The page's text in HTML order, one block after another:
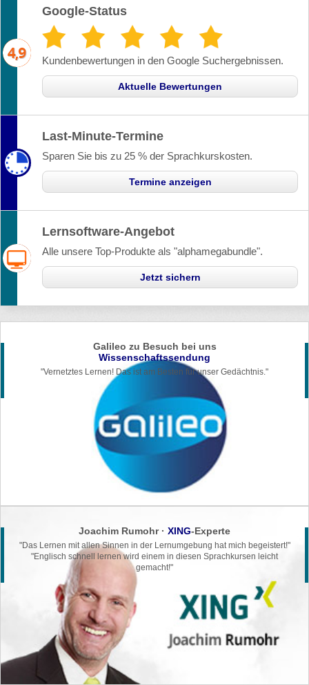
Google-Status
Kundenbewertungen in den Google Suchergebnissen.
Aktuelle Bewertungen
Last-Minute-Termine
Sparen Sie bis zu 25 % der Sprachkurskosten.
Termine anzeigen
Lernsoftware-Angebot
Alle unsere Top-Produkte als "alphamegabundle".
Jetzt sichern
Galileo zu Besuch bei uns
Wissenschaftssendung
"Vernetztes Lernen! Das ist am Besten für unser Gedächtnis."
Joachim Rumohr · XING-Experte
"Das Lernen mit allen Sinnen in derLernumgebung hat mich begeistert!"
"Englisch schnell lernen wird einem in diesen Sprachkursen leicht
gemacht!"